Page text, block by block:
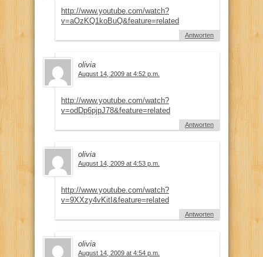
http://www.youtube.com/watch?
v=aOzKQ1koBuQ&feature=related
Antworten
olivia
August 14, 2009 at 4:52 p.m.
http://www.youtube.com/watch?
v=odDp6pjpJ78&feature=related
Antworten
olivia
August 14, 2009 at 4:53 p.m.
http://www.youtube.com/watch?
v=9XXzy4vKitI&feature=related
Antworten
olivia
August 14, 2009 at 4:54 p.m.